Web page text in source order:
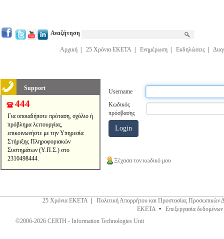
Αναζήτηση
Αρχική 25 Χρόνια ΕΚΕΤΑ Ενημέρωση Εκδηλώσεις
Support
444
Για οποιαδήποτε πρόταση, σχόλιο ή
πρόβλημα λειτουργίας,
επικοινωνήστε με την Υπηρεσία
Στήριξης Πληροφοριακών
Συστημάτων (Υ.Π.Σ.) στο
2310498444.
Username
Κωδικός
πρόσβασης
Ξέχασα τον κωδικό μου
25 Χρόνια ΕΚΕΤΑ
Πολιτική Απορρήτου και Προστασίας Προσωπικών
ΕΚΕΤΑ • Επεξεργασία
©2006-2026 CERTH - Information Technologies Unit